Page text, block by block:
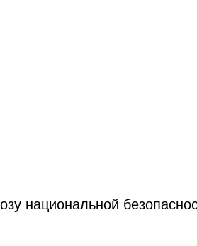
национальной